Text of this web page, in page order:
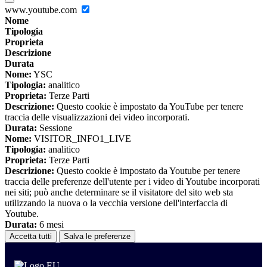
www.youtube.com
Nome
Tipologia
Proprieta
Descrizione
Durata
Nome: YSC
Tipologia: analitico
Proprieta: Terze Parti
Descrizione: Questo cookie è impostato da YouTube per tenere
traccia delle visualizzazioni dei video incorporati.
Durata: Sessione
Nome: VISITOR_INFO1_LIVE
Tipologia: analitico
Proprieta: Terze Parti
Descrizione: Questo cookie è impostato da Youtube per tenere
traccia delle preferenze dell'utente per i video di Youtube incorporati
nei siti; può anche determinare se il visitatore del sito web sta
utilizzando la nuova o la vecchia versione dell'interfaccia di
Youtube.
Durata: 6 mesi
Accetta tutti Salva le preferenze